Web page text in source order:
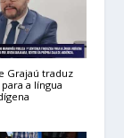
Grajaú traduz
a língua